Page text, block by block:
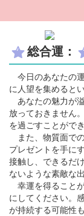
総合運：
今日のあなたの
に人望を集めると
あなたの魅力が
放っておきません
を過ごすことがで
また、物質面で
プレゼントを手に
接触し、できるだ
ないような素敵な
幸運を得ること
にしてください。
が持続する可能性